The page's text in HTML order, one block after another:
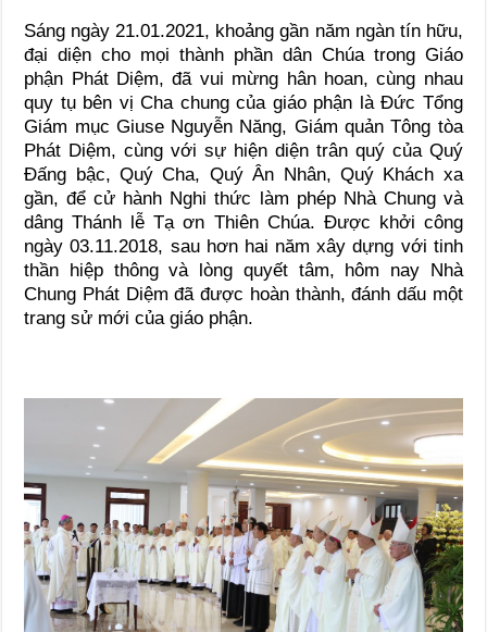
Sáng ngày 21.01.2021, khoảng gần năm ngàn tín hữu,
đại diện cho mọi thành phần dân Chúa trong Giáo
phận Phát Diệm, đã vui mừng hân hoan, cùng nhau
quy tụ bên vị Cha chung của giáo phận là Đức Tổng
Giám mục Giuse Nguyễn Năng, Giám quản Tông tòa
Phát Diệm, cùng với sự hiện diện trân quý của Quý
Đấng bậc, Quý Cha, Quý Ân Nhân, Quý Khách xa
gần, để cử hành Nghi thức làm phép Nhà Chung và
dâng Thánh lễ Tạ ơn Thiên Chúa. Được khởi công
ngày 03.11.2018, sau hơn hai năm xây dựng với tinh
thần hiệp thông và lòng quyết tâm, hôm nay Nhà
Chung Phát Diệm đã được hoàn thành, đánh dấu một
trang sử mới của giáo phận.